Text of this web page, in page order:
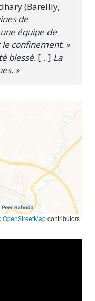
(Bareilly,
de
équipe de
confinement. »
blessé. […] La
»
OpenStreetMapcontributors